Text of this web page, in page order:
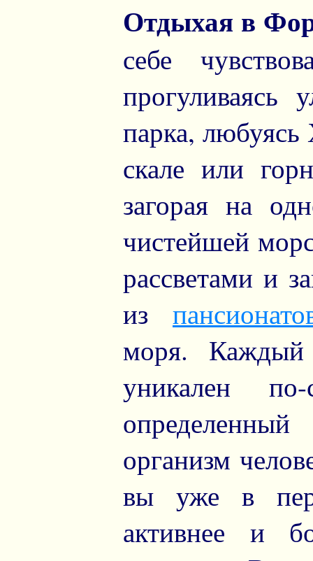
Отдыхая в
себе
прогуливаясь
парка,
скале или
загорая на
чистейшей
рассветами и
из
моря. Каждый
уникален
организм
вы уже в
активнее и